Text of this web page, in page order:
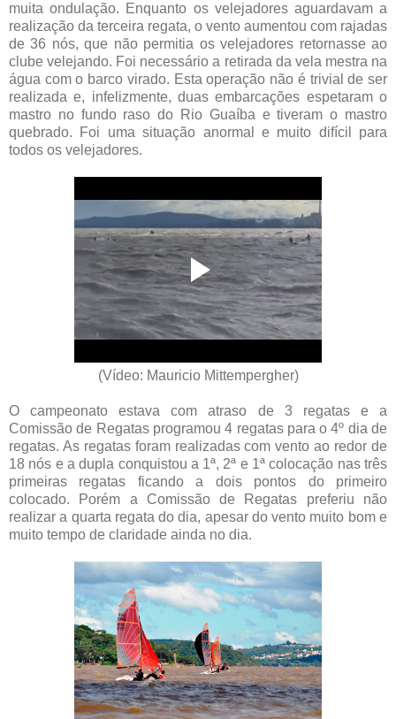
muita ondulação. Enquanto os velejadores aguardavam a
realização da terceira regata, o vento aumentou com rajadas
de 36 nós, que não permitia os velejadores retornasse ao
clube velejando. Foi necessário a retirada da vela mestra na
água com o barco virado. Esta operação não é trivial de ser
realizada e, infelizmente, duas embarcações espetaram o
mastro no fundo raso do Rio Guaíba e tiveram o mastro
quebrado. Foi uma situação anormal e muito difícil para
todos os velejadores.
(Vídeo: Mauricio Mittempergher)
O campeonato estava com atraso de 3 regatas e a
Comissão de Regatas programou 4 regatas para o 4º dia de
regatas. As regatas foram realizadas com vento ao redor de
18 nós e a dupla conquistou a 1ª, 2ª e 1ª colocação nas três
primeiras regatas ficando a dois pontos do primeiro
colocado. Porém a Comissão de Regatas preferiu não
realizar a quarta regata do dia, apesar do vento muito bom e
muito tempo de claridade ainda no dia.